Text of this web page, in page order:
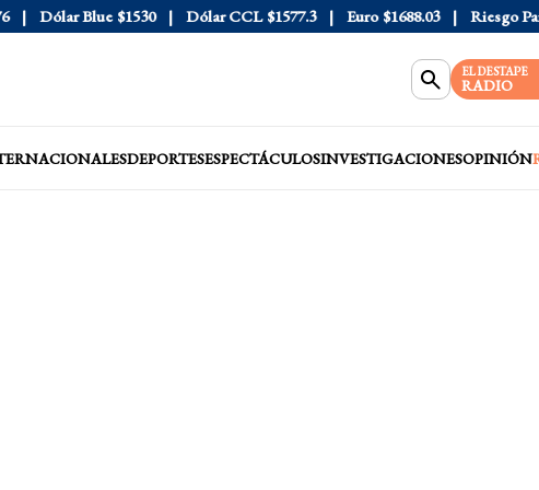
Dólar Blue $1530 Dólar CCL $1577.3 Euro $1688.03 Riesgo País
EL DESTAPE
RADIO
DEPORTESESPECTÁCULOSINVESTIGACIONESOPINIÓN